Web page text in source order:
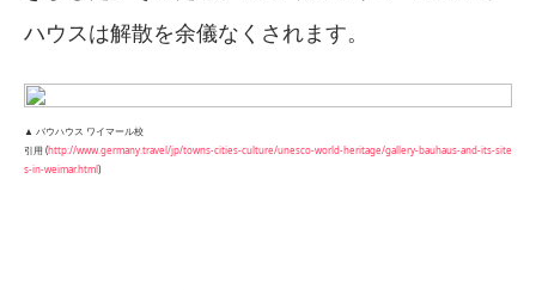
ハウスは解散を余儀なくされます。
▲ バウハウス ワイマール校
引用 (http://www.germany.travel/jp/towns-cities-culture/unesco-world-heritage/gallery-bauhaus-and-its-site
s-in-weimar.html)